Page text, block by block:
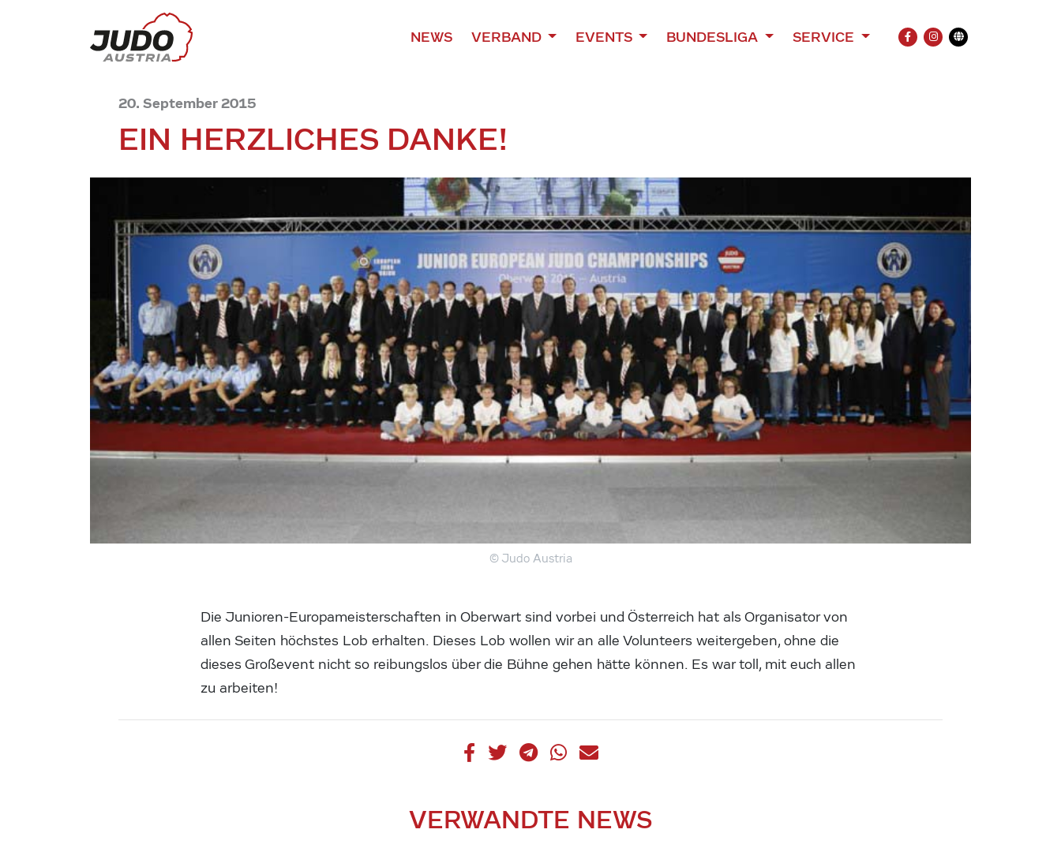
NEWS VERBAND EVENTS BUNDESLIGA SERVICE
FACEBOOK
INSTAGRAM
Übersetzung
20. September 2015
EIN HERZLICHES DANKE!
© Judo Austria
Die Junioren-Europameisterschaften in Oberwart sind vorbei und Österreich hat als Organisator von
allen Seiten höchstes Lob erhalten. Dieses Lob wollen wir an alle Volunteers weitergeben, ohne die
dieses Großevent nicht so reibungslos über die Bühne gehen hätte können. Es war toll, mit euch allen
zu arbeiten!
VERWANDTE NEWS